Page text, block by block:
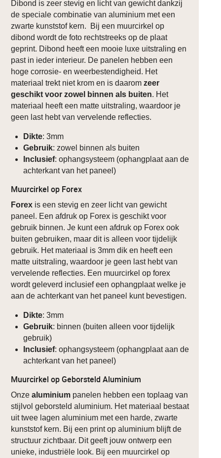
Dibond is zeer stevig en licht van gewicht dankzij
de speciale combinatie van aluminium met een
zwarte kunststof kern. Bij een muurcirkel op
dibond wordt de foto rechtstreeks op de plaat
geprint. Dibond heeft een mooie luxe uitstraling en
past in ieder interieur. De panelen hebben een
hoge corrosie- en weerbestendigheid. Het
materiaal trekt niet krom en is daarom zeer
geschikt voor zowel binnen als buiten. Het
materiaal heeft een matte uitstraling, waardoor je
geen last hebt van vervelende reflecties.
Dikte: 3mm
Gebruik: zowel binnen als buiten
Inclusief: ophangsysteem (ophangplaat aan de
achterkant van het paneel)
Muurcirkel op Forex
Forex is een stevig en zeer licht van gewicht
paneel. Een afdruk op Forex is geschikt voor
gebruik binnen. Je kunt een afdruk op Forex ook
buiten gebruiken, maar dit is alleen voor tijdelijk
gebruik. Het materiaal is 3mm dik en heeft een
matte uitstraling, waardoor je geen last hebt van
vervelende reflecties. Een muurcirkel op forex
wordt geleverd inclusief een ophangplaat welke je
aan de achterkant van het paneel kunt bevestigen.
Dikte: 3mm
Gebruik: binnen (buiten alleen voor tijdelijk
gebruik)
Inclusief: ophangsysteem (ophangplaat aan de
achterkant van het paneel)
Muurcirkel op Geborsteld Aluminium
Onzealuminium panelen hebben een toplaag van
stijlvol geborsteld aluminium. Het materiaal bestaat
uit twee lagen aluminium met een harde, zwarte
kunststof kern. Bij een print op aluminium blijft de
structuur zichtbaar. Dit geeft jouw ontwerp een
unieke, industriële look. Bij een muurcirkel op